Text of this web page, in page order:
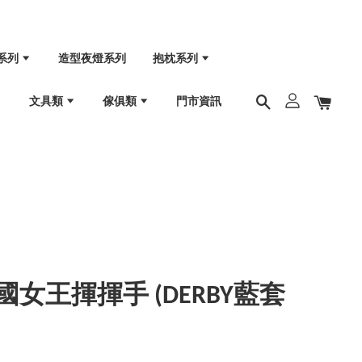
列 造型夜燈系列 抱枕系列
文具類 傢俱類 門市資訊
女王揮揮手 (DERBY藍套